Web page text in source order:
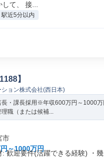
て、 接...
駅近5分以内
】
ョン株式会社(西日本)
長・課長採用※年収600万円～1000
職（または候補...
市
～1000万円
: 歓迎要件(活躍できる経験) ・